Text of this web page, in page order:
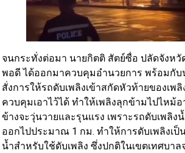
จนกระทั่งต่อมา นายกิตติ สัตย์ซื่อ ปลัดจังห
พอดี ได้ออกมาควบคุมอำนวยการ พร้อมกับ
สั่งการให้รถดับเพลิงเข้าสกัดหัวท้ายของเ
ควบคุมเอาไว้ได้ ทำให้เพลิงลุกข้ามไปไห
ข้างจะวุ่นวายและรุนแรง เพราะรถดับเพลิ
ออกไปประมาณ 1 กม. ทำให้การดับเพลิงเ
น้ำสำหรับใช้ดับเพลิง ซึ่งปกติในเขตเทศบาล